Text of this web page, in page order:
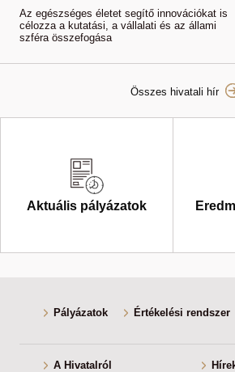
Az egészséges életet segítő innovációkat is
célozza a kutatási, a vállalati és az állami
szféra összefogása
Összes hivatali hír
Aktuális pályázatok
Pályázatok Értékelési rendszer
A Hivatalról